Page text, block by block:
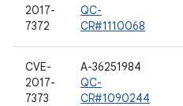
2017-
7372
QC-
CR#1110068
CVE-
2017-
7373
A-36251984
QC-
CR#1090244